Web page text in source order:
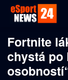
Fortnite
chystá po